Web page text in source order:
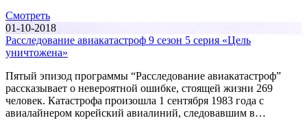
Смотреть
01-10-2018
Расследование авиакатастроф 9 сезон 5 серия «Цель
уничтожена»
Пятый эпизод программы “Расследование авиакатастроф”
рассказывает о невероятной ошибке, стоящей жизни 269
человек. Катастрофа произошла 1 сентября 1983 года с
авиалайнером корейский авиалиний, следовавшим в…